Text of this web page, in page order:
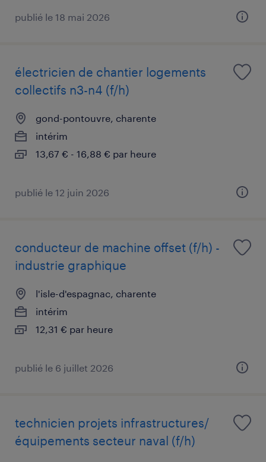
publié le 18 mai 2026
électricien de chantier logements
collectifs n3-n4 (f/h)
gond-pontouvre, charente
intérim
13,67 € - 16,88 € par heure
publié le 12 juin 2026
conducteur de machine offset (f/h) -
industrie graphique
l'isle-d'espagnac, charente
intérim
12,31 € par heure
publié le 6 juillet 2026
technicien projets infrastructures/
équipements secteur naval (f/h)